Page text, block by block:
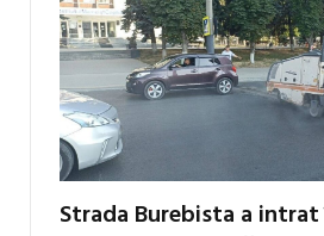
Strada Burebista a